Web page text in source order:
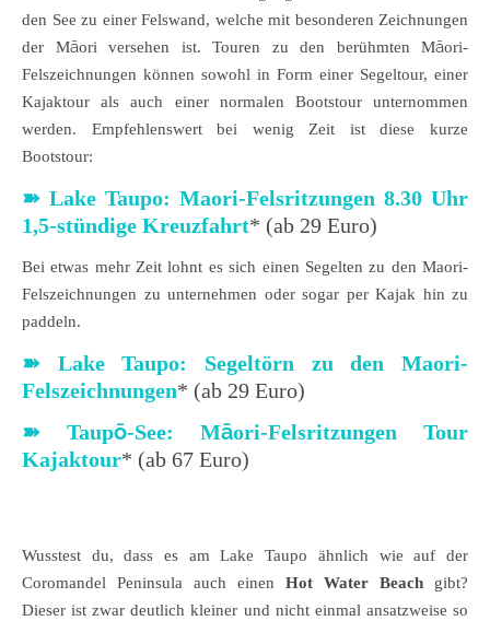
den See zu einer Felswand, welche mit besonderen Zeichnungen
der Māori versehen ist. Touren zu den berühmten Māori-
Felszeichnungen können sowohl in Form einer Segeltour, einer
Kajaktour als auch einer normalen Bootstour unternommen
werden. Empfehlenswert bei wenig Zeit ist diese kurze
Bootstour:
➽ Lake Taupo: Maori-Felsritzungen 8.30 Uhr
1,5-stündige Kreuzfahrt* (ab 29 Euro)
Bei etwas mehr Zeit lohnt es sich einen Segelten zu den Maori-
Felszeichnungen zu unternehmen oder sogar per Kajak hin zu
paddeln.
➽
Lake Taupo: Segeltörn zu den Maori-
Felszeichnungen* (ab 29 Euro)
➽
Taupō-See: Māori-Felsritzungen Tour
Kajaktour* (ab 67 Euro)
Wusstest du, dass es am Lake Taupo ähnlich wie auf der
Coromandel Peninsula auch einen Hot Water Beach gibt?
Dieser ist zwar deutlich kleiner und nicht einmal ansatzweise so